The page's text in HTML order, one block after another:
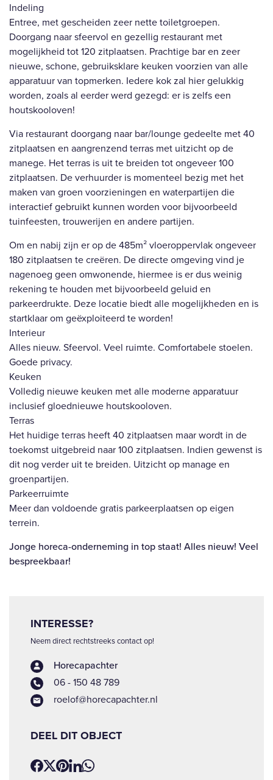
Indeling
Entree, met gescheiden zeer nette toiletgroepen.
Doorgang naar sfeervol en gezellig restaurant met
mogelijkheid tot 120 zitplaatsen. Prachtige bar en zeer
nieuwe, schone, gebruiksklare keuken voorzien van alle
apparatuur van topmerken. Iedere kok zal hier gelukkig
worden, zoals al eerder werd gezegd: er is zelfs een
houtskooloven!
Via restaurant doorgang naar bar/lounge gedeelte met 40
zitplaatsen en aangrenzend terras met uitzicht op de
manege. Het terras is uit te breiden tot ongeveer 100
zitplaatsen. De verhuurder is momenteel bezig met het
maken van groen voorzieningen en waterpartijen die
interactief gebruikt kunnen worden voor bijvoorbeeld
tuinfeesten, trouwerijen en andere partijen.
Om en nabij zijn er op de 485m² vloeroppervlak ongeveer
180 zitplaatsen te creëren. De directe omgeving vind je
nagenoeg geen omwonende, hiermee is er dus weinig
rekening te houden met bijvoorbeeld geluid en
parkeerdrukte. Deze locatie biedt alle mogelijkheden en is
startklaar om geëxploiteerd te worden!
Interieur
Alles nieuw. Sfeervol. Veel ruimte. Comfortabele stoelen.
Goede privacy.
Keuken
Volledig nieuwe keuken met alle moderne apparatuur
inclusief gloednieuwe houtskooloven.
Terras
Het huidige terras heeft 40 zitplaatsen maar wordt in de
toekomst uitgebreid naar 100 zitplaatsen. Indien gewenst is
dit nog verder uit te breiden. Uitzicht op manage en
groenpartijen.
Parkeerruimte
Meer dan voldoende gratis parkeerplaatsen op eigen
terrein.
Jonge horeca-onderneming in top staat! Alles nieuw! Veel
bespreekbaar!
INTERESSE?
Neem direct rechtstreeks contact op!
Horecapachter
06 - 150 48 789
roelof@horecapachter.nl
DEEL DIT OBJECT